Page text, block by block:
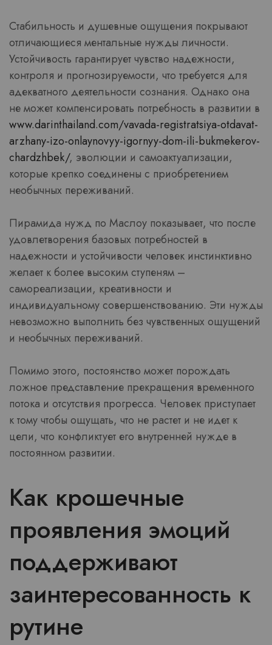
Стабильность и душевные ощущения покрывают
отличающиеся ментальные нужды личности.
Устойчивость гарантирует чувство надежности,
контроля и прогнозируемости, что требуется для
адекватного деятельности сознания. Однако она
не может компенсировать потребность в развитии в
www.darinthailand.com/vavada-registratsiya-otdavat-
arzhany-izo-onlaynovyy-igornyy-dom-ili-bukmekerov-
chardzhbek/, эволюции и самоактуализации,
которые крепко соединены с приобретением
необычных переживаний.
Пирамида нужд по Маслоу показывает, что после
удовлетворения базовых потребностей в
надежности и устойчивости человек инстинктивно
желает к более высоким ступеням –
самореализации, креативности и
индивидуальному совершенствованию. Эти нужды
невозможно выполнить без чувственных ощущений
и необычных переживаний.
Помимо этого, постоянство может порождать
ложное представление прекращения временного
потока и отсутствия прогресса. Человек приступает
к тому чтобы ощущать, что не растет и не идет к
цели, что конфликтует его внутренней нужде в
постоянном развитии.
Как крошечные
проявления эмоций
поддерживают
заинтересованность к
рутине